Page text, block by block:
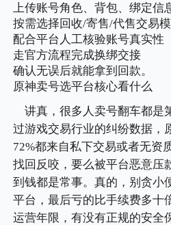
上传账号角色、背包、绑定信
按需选择回收/寄售/代售交易
配合平台人工核验账号真实性
走官方流程完成换绑交接
确认无误后就能拿到回款。
原神卖号选平台核心看什么
讲真，很多人卖号翻车都是
过游戏交易行业的纠纷数据，
72%都来自私下交易或者无资
找回反咬，要么被平台恶意压
到钱都是常事。真的，别贪小
平台，最后亏的比手续费多十
运营年限，有没有正规的安全